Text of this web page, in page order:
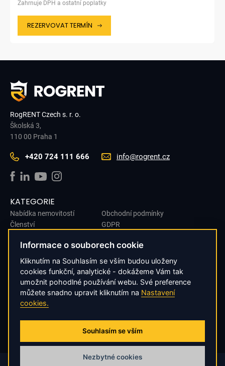
Zahrnuje DPH a ostatní poplatky
REZERVOVAT TERMÍN
RogRENT Czech s. r. o.
Školská 3,
110 00 Praha 1
+420 724 111 666 info@rogrent.cz
KATEGORIE
Nabídka nemovitostí
Členství
Kontakt
Dárkové poukazy
Nabídnout nemovitosti
Obchodní podmínky
GDPR
ODBĚR NOVINEK
Chcete mít informace o nových místech a novinkách z první ruky?
ODESLAT SOUHLAS
RogRENT Czech s.r.o.
Informace o souborech cookie
Kliknutím na Souhlasím se vším budou uloženy
cookies funkční, analytické - dokážeme Vám tak
umožnit pohodlné používání webu. Své preference
můžete snadno upravit kliknutím na Nastavení
cookies.
Souhlasím se vším
Nezbytné cookies